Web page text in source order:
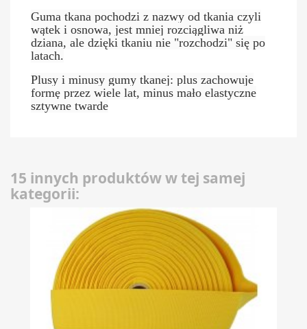
Guma tkana pochodzi z nazwy od tkania czyli
wątek i osnowa, jest mniej rozciągliwa niż
dziana, ale dzięki tkaniu nie "rozchodzi" się po
latach.
Plusy i minusy gumy tkanej: plus zachowuje
formę przez wiele lat, minus mało elastyczne
sztywne twarde
15 innych produktów w tej samej
kategorii: